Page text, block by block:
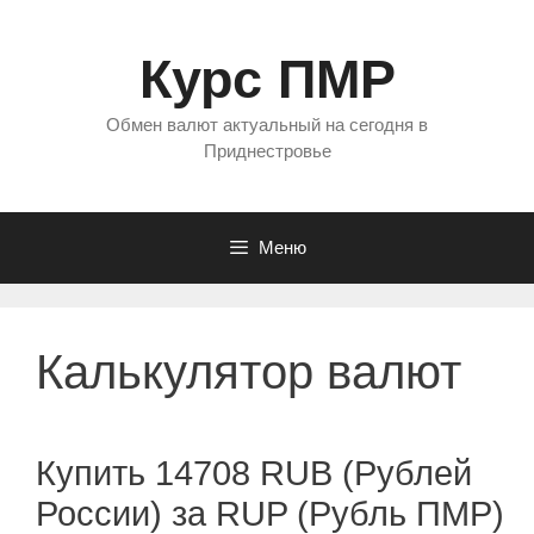
Курс ПМР
Обмен валют актуальный на сегодня в
Приднестровье
Меню
Калькулятор валют
Купить 14708 RUB (Рублей
России) за RUP (Рубль ПМР)